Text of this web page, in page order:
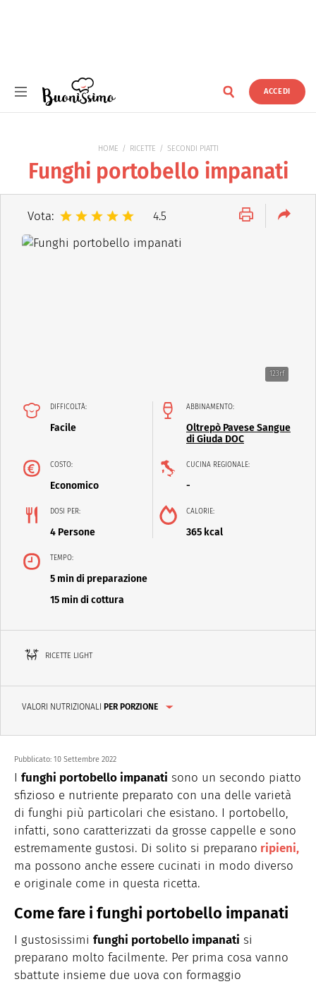
ACCEDI
HOME RICETTE SECONDI PIATTI
Funghi portobello impanati
Vota: 4.5
123rf
DIFFICOLTÀ:
Facile
ABBINAMENTO:
Oltrepò Pavese Sangue
di Giuda DOC
COSTO:
Economico
CUCINA REGIONALE:
-
DOSI PER:
4 Persone
CALORIE:
365 kcal
TEMPO:
5 min di preparazione
15 min di cottura
RICETTE LIGHT
VALORI NUTRIZIONALI PER PORZIONE
Pubblicato: 10 Settembre 2022
I funghi portobello impanati sono un secondo piatto
sfizioso e nutriente preparato con una delle varietà
di funghi più particolari che esistano. I portobello,
infatti, sono caratterizzati da grosse cappelle e sono
estremamente gustosi. Di solito si preparano ripieni,
ma possono anche essere cucinati in modo diverso
e originale come in questa ricetta.
Come fare i funghi portobello impanati
I gustosissimi funghi portobello impanati si
preparano molto facilmente. Per prima cosa vanno
sbattute insieme due uova con formaggio